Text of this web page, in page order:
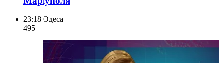
23:18 Одеса
495